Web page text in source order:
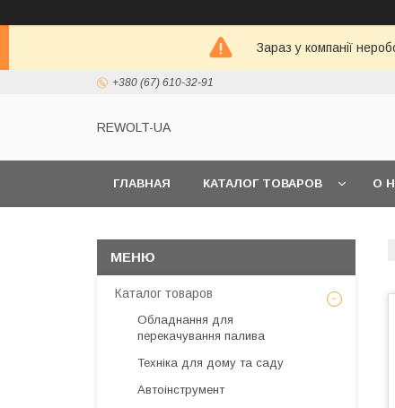
Зараз у компанії
+380 (67) 610-32-91
REWOLT-UA
ГЛАВНАЯ КАТАЛОГ ТОВАРОВ О
Каталог товаров
Обладнання для
перекачування палива
Техніка для дому та саду
Автоінструмент